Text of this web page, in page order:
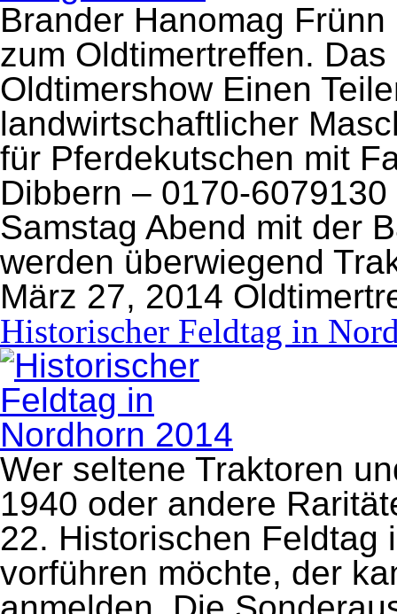
Brander Hanomag
zum Oldtimertreffen.
Oldtimershow Einen
landwirtschaftlicher
für Pferdekutschen mit
Dibbern – 0170-
Samstag Abend mit der
werden überwiegend
März 27, 2014
Historischer Feldtag in
Wer seltene Traktoren
1940 oder andere
22. Historischen Feldtag
vorführen möchte, der